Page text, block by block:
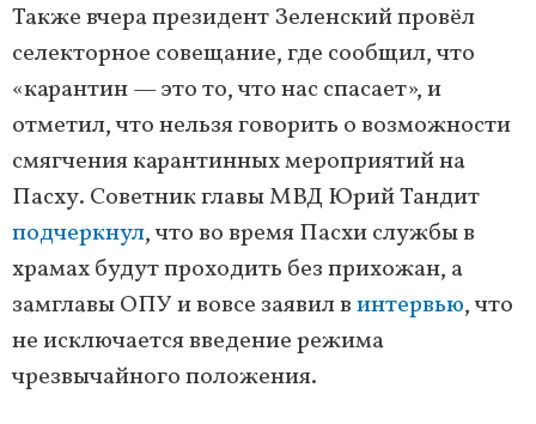
Также вчера президент Зеленский провёл
селекторное совещание, где сообщил, что
«карантин — это то, что нас спасает», и
отметил, что нельзя говорить о возможности
смягчения карантинных мероприятий на
Пасху. Советник главы МВД Юрий Тандит
подчеркнул, что во время Пасхи службы в
храмах будут проходить без прихожан, а
замглавы ОПУ и вовсе заявил винтервью, что
не исключается введение режима
чрезвычайного положения.